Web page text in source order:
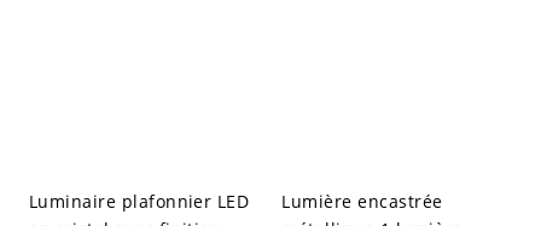
Luminaire plafonnier LED
Lumière encastrée